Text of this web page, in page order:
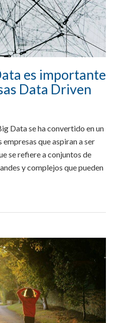
es importante
Data Driven
Data se ha convertido en un
que aspiran a ser
se refiere a conjuntos de
y complejos que pueden